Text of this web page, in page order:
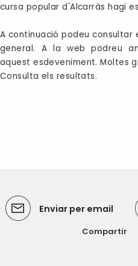
cursa popular d'Alcarràs hagi
A continuació podeu
general. A la web podreu
aquest esdeveniment. Moltes
Consulta els resultats.
Enviar per email
Compartir